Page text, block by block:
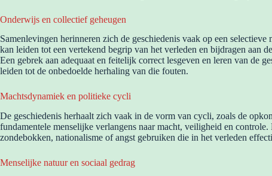
Onderwijs en collectief geheugen
Samenlevingen herinneren zich de geschiedenis vaak op een
kan leiden tot een vertekend begrip van het verleden en bijdragen aan
Een gebrek aan adequaat en feitelijk correct lesgeven en leren van de
leiden tot de onbedoelde herhaling van die fouten.
Machtsdynamiek en politieke cycli
De geschiedenis herhaalt zich vaak in de vorm van cycli, zoals de
fundamentele menselijke verlangens naar macht, veiligheid en
zondebokken, nationalisme of angst gebruiken die in het verleden
Menselijke natuur en sociaal gedrag